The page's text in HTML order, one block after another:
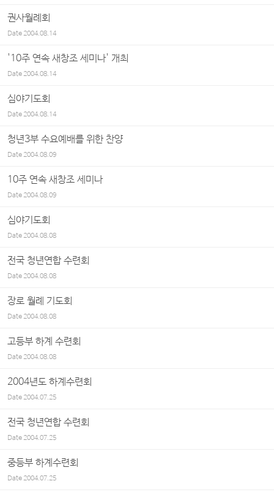
권사월례회
Date2004.08.14
'10주 연속 새창조 세미나' 개최
Date2004.08.14
심야기도회
Date2004.08.14
청년3부 수요예배를 위한 찬양
Date2004.08.09
10주 연속 새창조 세미나
Date2004.08.09
심야기도회
Date2004.08.08
전국 청년연합 수련회
Date2004.08.08
장로 월례 기도회
Date2004.08.08
고등부 하계 수련회
Date2004.08.08
2004년도 하계수련회
Date2004.07.25
전국 청년연합 수련회
Date2004.07.25
중등부 하계수련회
Date2004.07.25